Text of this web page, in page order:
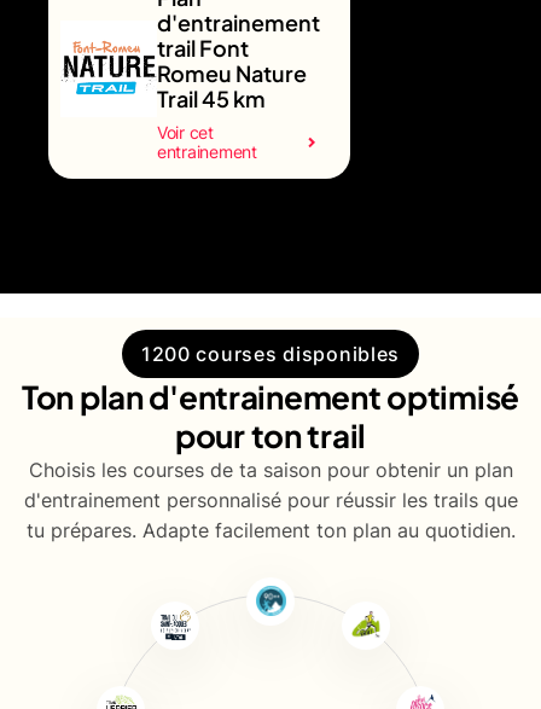
d'entrainement
trail Font
Romeu Nature
Trail 45 km
Voir cet
entrainement
1200 courses disponibles
Ton plan d'entrainement optimisé
pour ton trail
Choisis les courses de ta saison pour obtenir un plan
d'entrainement personnalisé pour réussir les trails que
tu prépares. Adapte facilement ton plan au quotidien.